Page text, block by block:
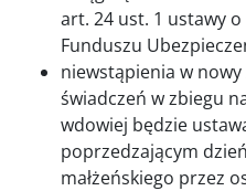
art. 24 ust. 1 ustawy
Funduszu
niewstąpienia w nowy
świadczeń w zbiegu
wdowiej będzie
poprzedzającym
małżeńskiego przez